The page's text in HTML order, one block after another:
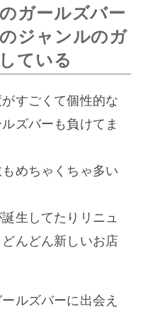
ガールズバー
ジャンルのガ
ている
すごくて個性的な
ズバーも負けてま
めちゃくちゃ多い
生してたりリニュ
んどん新しいお店
ルズバーに出会え